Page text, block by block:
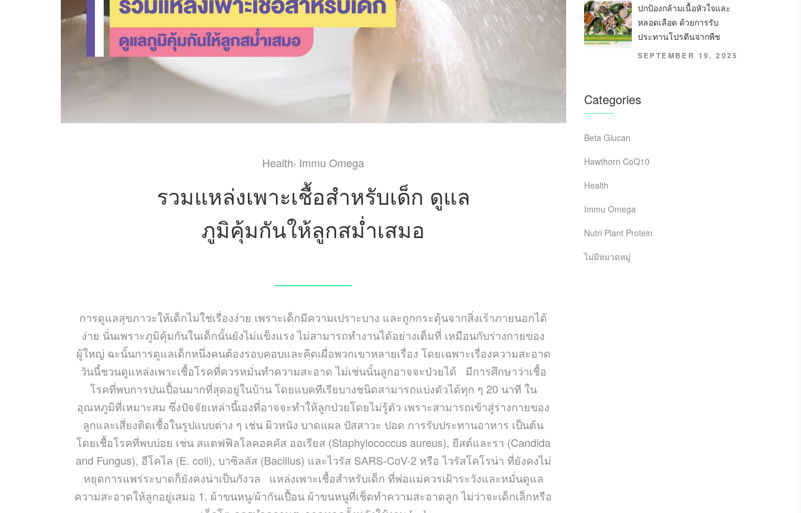
Health, Immu Omega
รวมแหล่งเพาะเชื้อสำหรับเด็ก ดูแล
ภูมิคุ้มกันให้ลูกสม่ำเสมอ
การดูแลสุขภาวะให้เด็กไม่ใช่เรื่องง่าย เพราะเด็กมีความเปราะบาง และถูกกระตุ้นจากสิ่งเร้าภายนอกได้
ง่าย นั่นเพราะภูมิคุ้มกันในเด็กนั้นยังไม่แข็งแรง ไม่สามารถทำงานได้อย่างเต็มที่ เหมือนกับร่างกายของ
ผู้ใหญ่ ฉะนั้นการดูแลเด็กหนึ่งคนต้องรอบคอบและคิดเผื่อพวกเขาหลายเรื่อง โดยเฉพาะเรื่องความสะอาด
วันนี้ชวนดูแหล่งเพาะเชื้อโรคที่ควรหมั่นทำความสะอาด ไม่เช่นนั้นลูกอาจจะป่วยได้ มีการศึกษาว่าเชื้อ
โรคที่พบการปนเปื้อนมากที่สุดอยู่ในบ้าน โดยแบคทีเรียบางชนิดสามารถแบ่งตัวได้ทุก ๆ 20 นาที ใน
อุณหภูมิที่เหมาะสม ซึ่งปัจจัยเหล่านี้เองที่อาจจะทำให้ลูกป่วยโดยไม่รู้ตัว เพราะสามารถเข้าสู่ร่างกายของ
ลูกและเสี่ยงติดเชื้อในรูปแบบต่าง ๆ เช่น ผิวหนัง บาดแผล ปัสสาวะ ปอด การรับประทานอาหาร เป็นต้น
โดยเชื้อโรคที่พบบ่อย เช่น สแตฟฟิลโลคอคคัส ออเรียส (Staphylococcus aureus), ยีสต์และรา (Candida
and Fungus), อีโคไล (E. coli), บาซิลลัส (Bacillus) และไวรัส SARS-CoV-2 หรือ ไวรัสโคโรน่า ที่ยังคงไม่
หยุดการแพร่ระบาดก็ยังคงน่าเป็นกังวล แหล่งเพาะเชื้อสำหรับเด็ก ที่พ่อแม่ควรเฝ้าระวังและหมั่นดูแล
ความสะอาดให้ลูกอยู่เสมอ 1. ผ้าขนหนู/ผ้ากันเปื้อน ผ้าขนหนูที่เช็ดทำความสะอาดลูก ไม่ว่าจะเด็กเล็กหรือ
ปกป้องกล้ามเนื้อหัวใจและ
หลอดเลือด ด้วยการรับ
ประทานโปรตีนจากพืช
SEPTEMBER 19, 2025
Categories
Beta Glucan
Hawthorn CoQ10
Health
Immu Omega
Nutri Plant Protein
ไม่มีหมวดหมู่